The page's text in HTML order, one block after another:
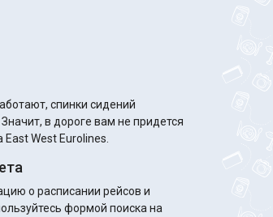
спинки сидений
в дороге вам не придется
West Eurolines.
о расписании рейсов и
формой поиска на